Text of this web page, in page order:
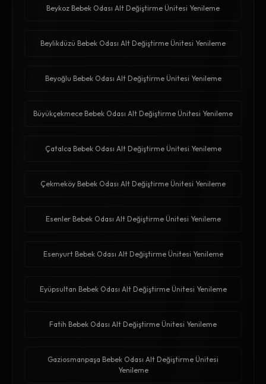
Beykoz Bebek Odası Alt Değiştirme Ünitesi Yenileme
Beylikdüzü Bebek Odası Alt Değiştirme Ünitesi Yenileme
Beyoğlu Bebek Odası Alt Değiştirme Ünitesi Yenileme
Büyükçekmece Bebek Odası Alt Değiştirme Ünitesi Yenileme
Çatalca Bebek Odası Alt Değiştirme Ünitesi Yenileme
Çekmeköy Bebek Odası Alt Değiştirme Ünitesi Yenileme
Esenler Bebek Odası Alt Değiştirme Ünitesi Yenileme
Esenyurt Bebek Odası Alt Değiştirme Ünitesi Yenileme
Eyüpsultan Bebek Odası Alt Değiştirme Ünitesi Yenileme
Fatih Bebek Odası Alt Değiştirme Ünitesi Yenileme
Gaziosmanpaşa Bebek Odası Alt Değiştirme Ünitesi
Yenileme